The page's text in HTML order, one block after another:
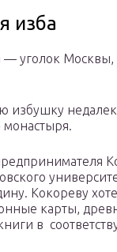
изба
— уголок
избушку
монастыря.
Кокореву
карты,
в